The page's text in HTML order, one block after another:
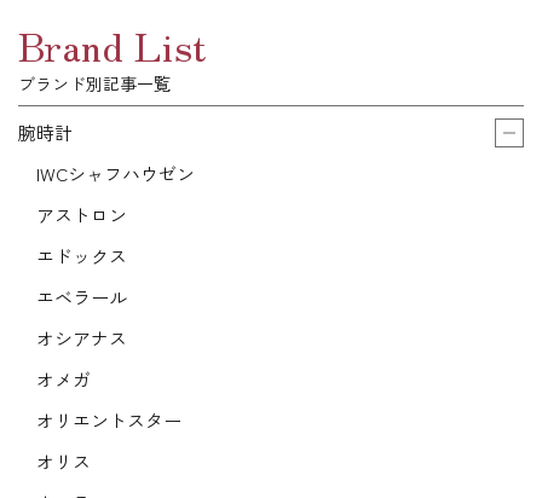
Brand List
ブランド別記事一覧
腕時計
IWCシャフハウゼン
アストロン
エドックス
エベラール
オシアナス
オメガ
オリエントスター
オリス